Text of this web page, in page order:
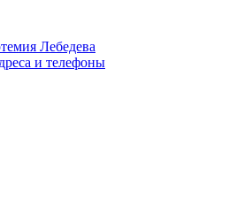
Лебедева
и телефоны